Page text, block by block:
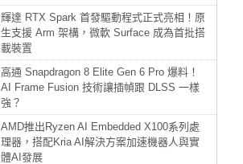
輝達 RTX Spark 首發驅動程式正式亮相！原
生支援 Arm 架構，微軟 Surface 成為首批搭
載裝置
高通 Snapdragon 8 Elite Gen 6 Pro 爆料！
AI Frame Fusion 技術讓插幀跟 DLSS 一樣
強？
AMD推出Ryzen AI Embedded X100系列處
理器，搭配Kria AI解決方案加速機器人與實
體AI發展